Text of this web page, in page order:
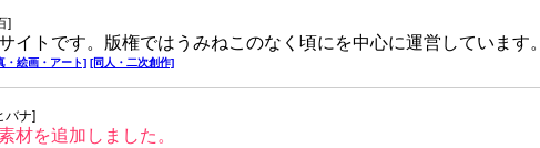
]
イトです。版権ではうみねこのなく頃にを中心に運営しています。
・絵画・アート] [同人・二次創作]
バナ]
材を追加しました。